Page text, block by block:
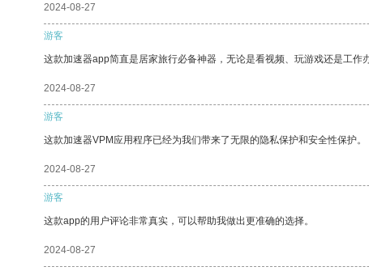
2024-08-27
游客
这款加速器app简直是居家旅行必备神器，无论是看视频、玩游戏还是工作
2024-08-27
游客
这款加速器VPM应用程序已经为我们带来了无限的隐私保护和安全性保护。
2024-08-27
游客
这款app的用户评论非常真实，可以帮助我做出更准确的选择。
2024-08-27